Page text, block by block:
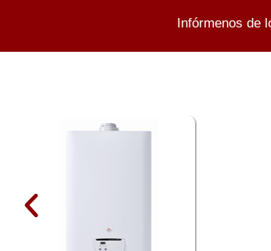
Infórmenos de